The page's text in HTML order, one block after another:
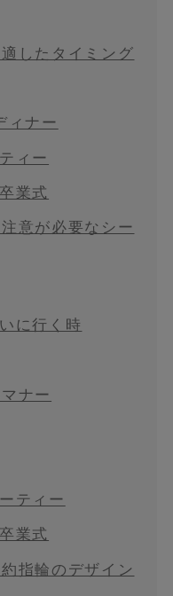
したタイミング
ィナー
ィー
業式
意が必要なシー
に行く時
ナー
ティー
業式
指輪のデザイン